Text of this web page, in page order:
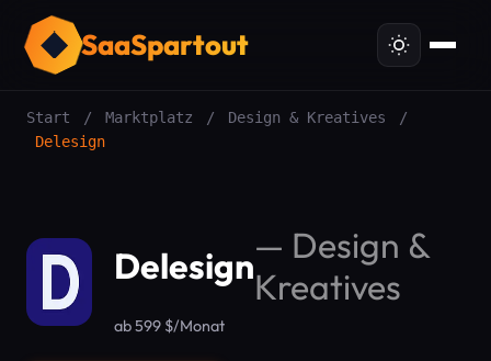
SaaSpartout
Start / Marktplatz / Design & Kreatives
/
Delesign
Delesign— Design &
Kreatives
ab 599 $/Monat